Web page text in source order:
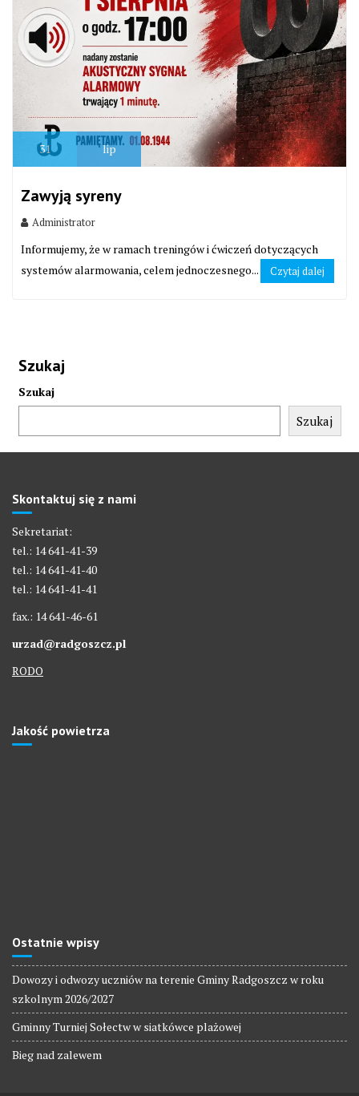
31 lip
Zawyją syreny
Administrator
Informujemy, że w ramach treningów i ćwiczeń dotyczących
systemów alarmowania, celem jednoczesnego...
Czytaj dalej
Szukaj
Szukaj
Szukaj
Skontaktuj się z nami
Sekretariat:
tel.: 14 641-41-39
tel.: 14 641-41-40
tel.: 14 641-41-41
fax.: 14 641-46-61
urzad@radgoszcz.pl
RODO
Jakość powietrza
Ostatnie wpisy
Dowozy i odwozy uczniów na terenie Gminy Radgoszcz w roku
szkolnym 2026/2027
Gminny Turniej Sołectw w siatkówce plażowej
Bieg nad zalewem